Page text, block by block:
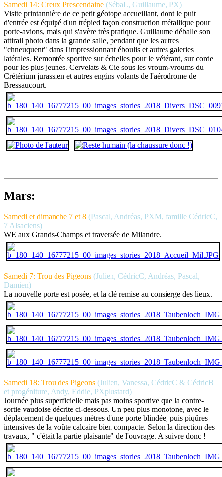
Samedi 14: Creux Prescendaine (SébaL, Guillaume, PX)
Visite printannière de ce petit géotope accueillant, dont le puit
d'entrée est équipé d'un trépied façon construction métallique pour
porte-avions, mais qui s'avère très pratique. Guillaume déballe son
attirail photo dans la grande salle, pendant que les autres
"chneuquent" dans l'impressionnant éboulis et autres galeries
latérales. Remontée sportive sur échelles pour le vétérant, sur corde
pour les plus jeunes. Cervelats & Cie sous les vroum-vroums du
Crétérium jurassien et autres engins volants de l'aérodrome de
Bressaucourt.
Mars:
Samedi et dimanche 7 et 8 (Pascal, Andréas, PXM, famille CédricC,
7 Alsaciens)
WE aux Grands-Champs et traversée de Milandre.
Samedi 7: Trou des Pigeons (Julien, CédricC, Andréas, Pascal,
Damien)
La nouvelle porte est posée, et la clé remise au consierge des lieux.
Samedi 18: Trou des Pigeons (Julien, Vanessa, CédricC & CédricB
et progéniture, Andy, Eddie, PXplustard)
Journée plus superficielle mais pas moins sportive que la contre-
sortie vaudoise décrite ci-dessous. Un peu plus monotone, avec le
déplacement de quelques mètres d'une porte blindée, puis piqûres
intensives de la voûte calcaire bien compacte. Selon la direction des
travaux, " c'était la partie plaisante" de l'ouvrage. A suivre donc !